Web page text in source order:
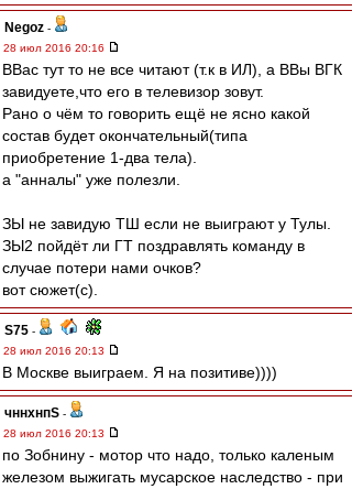
Negoz -
28 июл 2016 20:16
ВВас тут то не все читают (т.к в ИЛ), а ВВы ВГК
завидуете,что его в телевизор зовут.
Рано о чём то говорить ещё не ясно какой
состав будет окончательный(типа
приобретение 1-два тела).
а "анналы" уже полезли.
ЗЫ не завидую ТШ если не выиграют у Тулы.
ЗЫ2 пойдёт ли ГТ поздравлять команду в
случае потери нами очков?
вот сюжет(с).
S75 -
28 июл 2016 20:13
В Москве выиграем. Я на позитиве))))
чннхнпS -
28 июл 2016 20:13
по Зобнину - мотор что надо, только каленым
железом выжигать мусарское наследство - при